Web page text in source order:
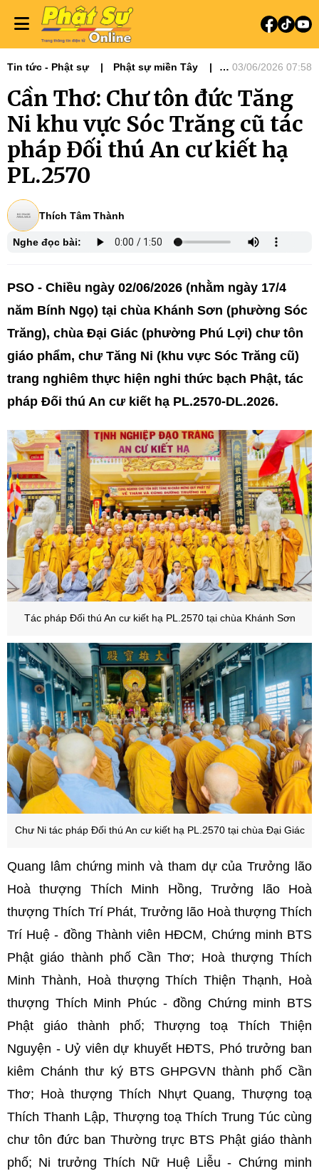
Tin tức - Phật sự
Phật sự miền Tây
03/06/2026 07:58
Cần Thơ: Chư tôn đức Tăng
Ni khu vực Sóc Trăng cũ tác
pháp Đối thú An cư kiết hạ
PL.2570
Thích Tâm Thành
Nghe đọc bài:
PSO - Chiều ngày 02/06/2026 (nhằm ngày 17/4
năm Bính Ngọ) tại chùa Khánh Sơn (phường Sóc
Trăng), chùa Đại Giác (phường Phú Lợi) chư tôn
giáo phẩm, chư Tăng Ni (khu vực Sóc Trăng cũ)
trang nghiêm thực hiện nghi thức bạch Phật, tác
pháp Đối thú An cư kiết hạ PL.2570-DL.2026.
Tác pháp Đối thú An cư kiết hạ PL.2570 tại chùa Khánh Sơn
Chư Ni tác pháp Đối thú An cư kiết hạ PL.2570 tại chùa Đại Giác
Quang lâm chứng minh và tham dự của Trưởng lão
Hoà thượng Thích Minh Hồng, Trưởng lão Hoà
thượng Thích Trí Phát, Trưởng lão Hoà thượng Thích
Trí Huệ - đồng Thành viên HĐCM, Chứng minh BTS
Phật giáo thành phố Cần Thơ; Hoà thượng Thích
Minh Thành, Hoà thượng Thích Thiện Thạnh, Hoà
thượng Thích Minh Phúc - đồng Chứng minh BTS
Phật giáo thành phố; Thượng toạ Thích Thiện
Nguyện - Uỷ viên dự khuyết HĐTS, Phó trưởng ban
kiêm Chánh thư ký BTS GHPGVN thành phố Cần
Thơ; Hoà thượng Thích Nhựt Quang, Thượng toạ
Thích Thanh Lập, Thượng toạ Thích Trung Túc cùng
chư tôn đức ban Thường trực BTS Phật giáo thành
phố; Ni trưởng Thích Nữ Huệ Liễu - Chứng minh